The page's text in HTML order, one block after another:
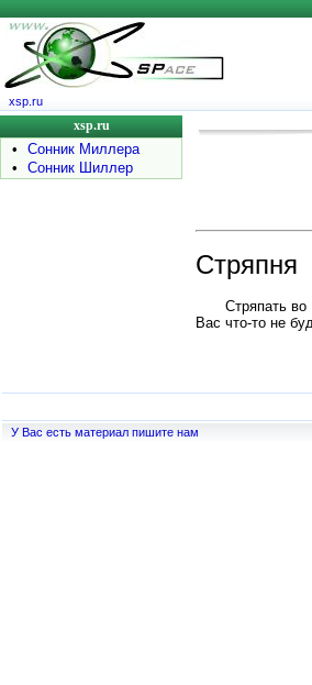
xsp.ru
xsp.ru
•
Сонник Миллера
•
Сонник Шиллер
Стряпня
Стряпать
Вас что-то не
У Вас есть материал пишите нам